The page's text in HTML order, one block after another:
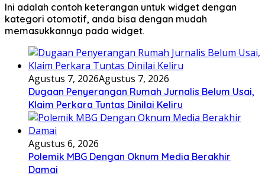
Ini adalah contoh keterangan untuk widget dengan
kategori otomotif, anda bisa dengan mudah
memasukkannya pada widget.
Agustus 7, 2026Agustus 7, 2026
Dugaan Penyerangan Rumah Jurnalis Belum Usai,
Klaim Perkara Tuntas Dinilai Keliru
Agustus 6, 2026
Polemik MBG Dengan Oknum Media Berakhir
Damai